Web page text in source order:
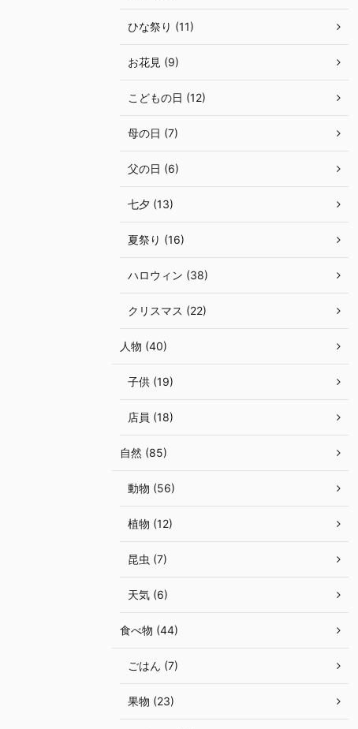
ひな祭り (11)
お花見 (9)
こどもの日 (12)
母の日 (7)
父の日 (6)
七夕 (13)
夏祭り (16)
ハロウィン (38)
クリスマス (22)
人物 (40)
子供 (19)
店員 (18)
自然 (85)
動物 (56)
植物 (12)
昆虫 (7)
天気 (6)
食べ物 (44)
ごはん (7)
果物 (23)